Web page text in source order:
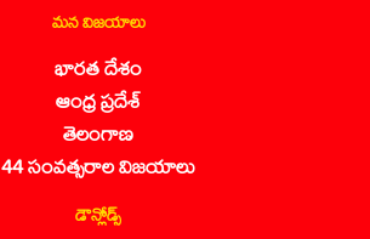
మన విజయాలు
భారత దేశం
ఆంధ్ర ప్రదేశ్
తెలంగాణ
44 సంవత్సరాల విజయాలు
డౌన్లోడ్స్